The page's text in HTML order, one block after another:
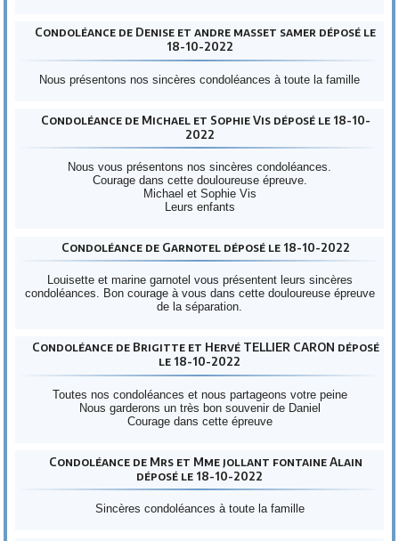
Condoléance de Denise et andre masset samer déposé le
18-10-2022
Nous présentons nos sincères condoléances à toute la famille
Condoléance de Michael et Sophie Vis déposé le 18-10-
2022
Nous vous présentons nos sincères condoléances.
Courage dans cette douloureuse épreuve.
Michael et Sophie Vis
Leurs enfants
Condoléance de Garnotel déposé le 18-10-2022
Louisette et marine garnotel vous présentent leurs sincères
condoléances. Bon courage à vous dans cette douloureuse épreuve
de la séparation.
Condoléance de Brigitte et Hervé TELLIER CARON déposé
le 18-10-2022
Toutes nos condoléances et nous partageons votre peine
Nous garderons un très bon souvenir de Daniel
Courage dans cette épreuve
Condoléance de Mrs et Mme jollant fontaine Alain
déposé le 18-10-2022
Sincères condoléances à toute la famille